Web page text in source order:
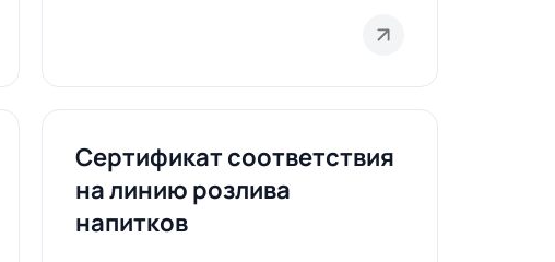
Сертификат соответствия
на линию розлива
напитков